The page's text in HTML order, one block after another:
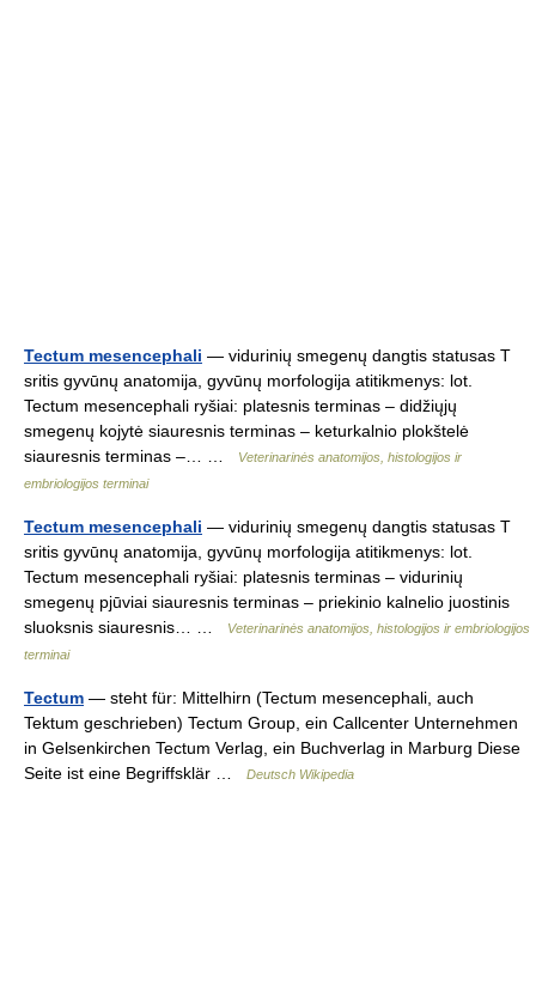
Tectum mesencephali — vidurinių smegenų dangtis statusas T
sritis gyvūnų anatomija, gyvūnų morfologija atitikmenys: lot.
Tectum mesencephali ryšiai: platesnis terminas – didžiųjų
smegenų kojytė siauresnis terminas – keturkalnio plokštelė
siauresnis terminas –… …
Veterinarinės anatomijos, histologijos ir
embriologijos terminai
Tectum mesencephali — vidurinių smegenų dangtis statusas T
sritis gyvūnų anatomija, gyvūnų morfologija atitikmenys: lot.
Tectum mesencephali ryšiai: platesnis terminas – vidurinių
smegenų pjūviai siauresnis terminas – priekinio kalnelio juostinis
sluoksnis siauresnis… …
Veterinarinės anatomijos, histologijos ir embriologijos
terminai
Tectum — steht für: Mittelhirn (Tectum mesencephali, auch
Tektum geschrieben) Tectum Group, ein Callcenter Unternehmen
in Gelsenkirchen Tectum Verlag, ein Buchverlag in Marburg Diese
Seite ist eine Begriffsklär …
Deutsch Wikipedia